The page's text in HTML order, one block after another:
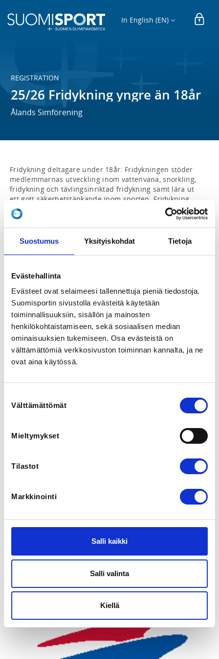
Suostumus Yksityiskohdat Tietoja
Evästehallinta
Evästeet ovat selaimeesi tallennettuja pieniä tiedostoja.
Suomisportin sivustolla evästeitä käytetään
toiminnallisuuksiin, sisällön ja mainosten
henkilökohtaistamiseen, sekä sosiaalisen median
ominaisuuksien tukemiseen. Osa evästeistä on
välttämättömiä verkkosivuston toiminnan kannalta, ja ne
ovat aina käytössä.
valinta
Välttämättömät
Mieltymykset
Tilastot
Markkinointi
Salli kaikki
Salli valinta
Kiellä
In English (EN)
REGISTRATION
25/26 Fridykning yngre än 18år
Ålands Simförening
Fridykning deltagare under 18år: Fridykningen stöder
medlemmarnas utveckling inom vattenvana, snorkling,
fridykning och tävlingsinriktad fridykning samt lära ut
ett gott säkerhetstänkande inom sporten. Fridykning
yngre är inriktad mot ungdomar från 14 år och uppåt,
gruppen tränar ihop med de vuxna.
Målsättning är att ge förutsättningar för personer som
är intresserade av fridykning och rutinerade fridykare
att utöva fridykning i bassäng på ett ändamålsenligt
Träningsinnehållet anpassas efter deltagares
önskemål och nivåer.
Fridykarna tränar en dag per vecka, torsdag kl.19.30-
20.30 i Mariebad.
Start vecka 35.
Fr 13.6.2025 at 08:00 - Su 24.8.2025 at 00:00
68 Österleden, Mariehamn 22100, Åland
View map
LOCALITY
Uinti
Henny Hammar-Eriksson